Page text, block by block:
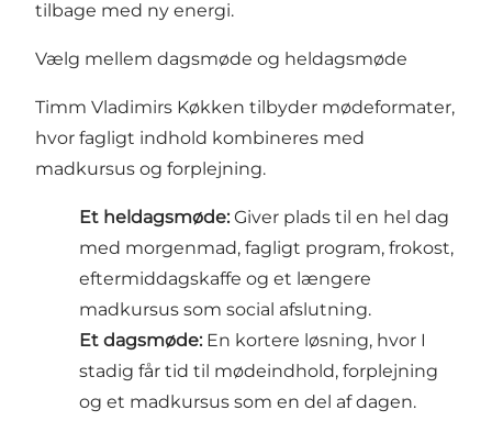
tilbage med ny energi.
Vælg mellem dagsmøde og heldagsmøde
Timm Vladimirs Køkken tilbyder mødeformater,
hvor fagligt indhold kombineres med
madkursus og forplejning.
Et heldagsmøde: Giver plads til en hel dag
med morgenmad, fagligt program, frokost,
eftermiddagskaffe og et længere
madkursus som social afslutning.
Et dagsmøde: En kortere løsning, hvor I
stadig får tid til mødeindhold, forplejning
og et madkursus som en del af dagen.